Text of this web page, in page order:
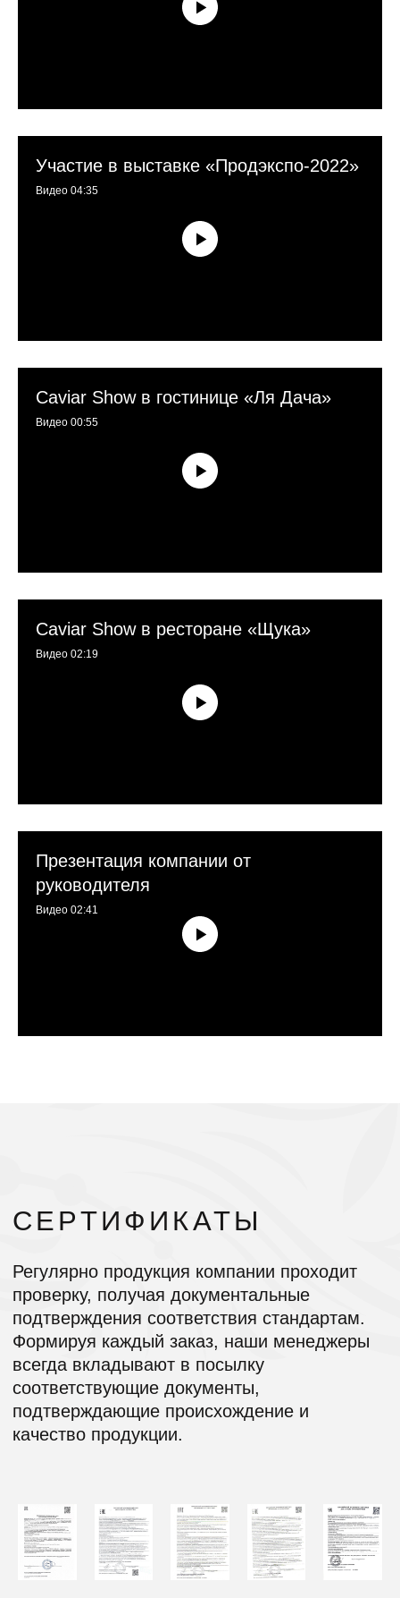
Участие в выставке «Продэкспо-2022»
Видео 04:35
Caviar Show в гостинице «Ля Дача»
Видео 00:55
Caviar Show в ресторане «Щука»
Видео 02:19
Презентация компании от
руководителя
Видео 02:41